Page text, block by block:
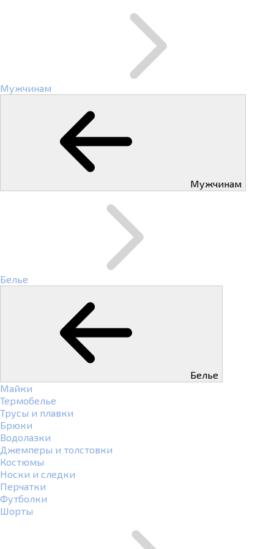
Мужчинам
Мужчинам
Белье
Белье
Майки
Термобелье
Трусы и плавки
Брюки
Водолазки
Джемперы и толстовки
Костюмы
Носки и следки
Перчатки
Футболки
Шорты